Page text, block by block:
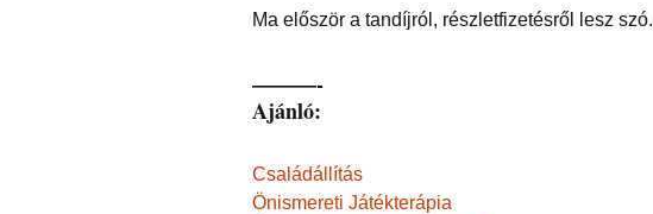
Ma először a tandíjról, részletfizetésről lesz szó.
———-
Ajánló:
Családállítás
Önismereti Játékterápia